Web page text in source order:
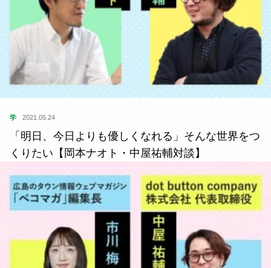
学 2021.05.24
「明日、今日よりも優しくなれる」そんな世界をつ
くりたい【岡本ナオト・中屋祐輔対談】